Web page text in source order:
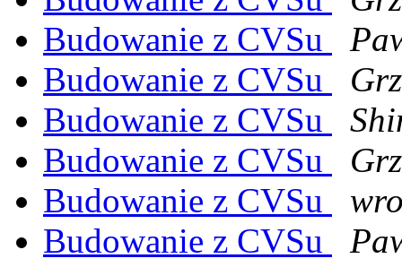
Budowanie z CVSu
Budowanie z CVSu
Budowanie z CVSu
Budowanie z CVSu
Budowanie z CVSu
Budowanie z CVSu